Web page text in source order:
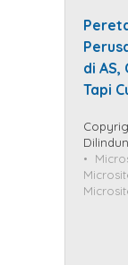
di AS,
Tapi